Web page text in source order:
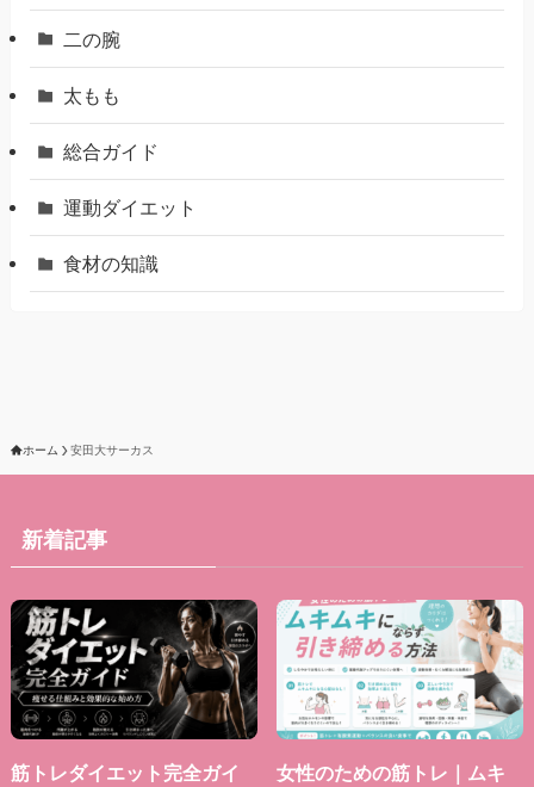
二の腕
太もも
総合ガイド
運動ダイエット
食材の知識
ホーム 安田大サーカス
新着記事
筋トレダイエット完全ガイ
女性のための筋トレ｜ムキ